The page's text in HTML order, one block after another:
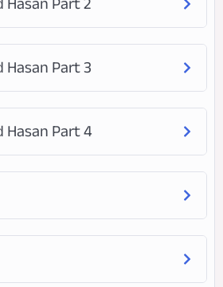
Hasan Part 3
Hasan Part 4